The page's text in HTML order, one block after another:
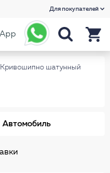
Для покупателей
Кривошипно шатунный
Автомобиль